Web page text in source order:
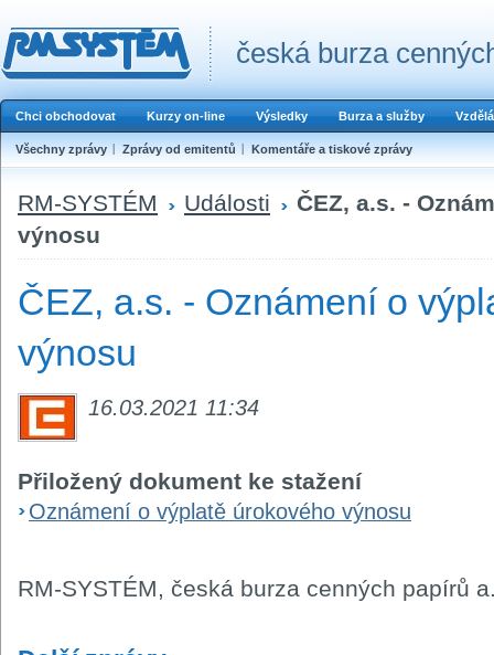
česká burza
Chci obchodovat Kurzy on-line Výsledky Burza a služby
Všechny zprávy Zprávy od emitentů Komentáře a tiskové zprávy
RM-SYSTÉM Události
ČEZ, a.s. -
výnosu
ČEZ, a.s. - Oznámení o
výnosu
16.03.2021 11:34
Přiložený dokument ke stažení
Oznámení o výplatě úrokového výnosu
RM-SYSTÉM, česká burza cenných papírů